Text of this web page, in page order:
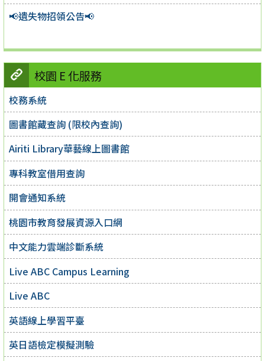
📢遺失物招領公告📢
校園 E 化服務
校務系統
圖書館藏查詢 (限校內查詢)
Airiti Library華藝線上圖書館
專科教室借用查詢
開會通知系統
桃園市教育發展資源入口網
中文能力雲端診斷系統
Live ABC Campus Learning
Live ABC
英語線上學習平臺
英日語檢定模擬測驗